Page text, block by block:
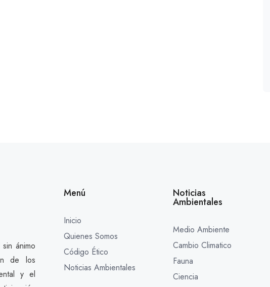
ánimo
de los
y el
Menú
Inicio
Quienes Somos
Código Ético
Noticias Ambientales
Noticias
Ambientales
Medio Ambiente
Cambio Climatico
Fauna
Ciencia